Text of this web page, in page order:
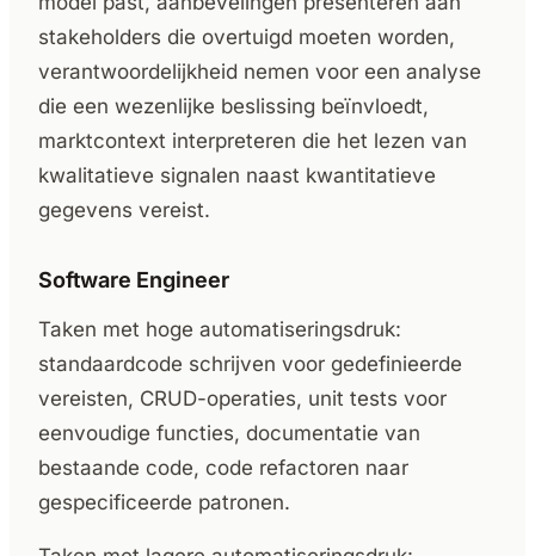
stakeholders die overtuigd moeten worden,
verantwoordelijkheid nemen voor een analyse
die een wezenlijke beslissing beïnvloedt,
marktcontext interpreteren die het lezen van
kwalitatieve signalen naast kwantitatieve
gegevens vereist.
Software Engineer
Taken met hoge automatiseringsdruk:
standaardcode schrijven voor gedefinieerde
vereisten, CRUD-operaties, unit tests voor
eenvoudige functies, documentatie van
bestaande code, code refactoren naar
gespecificeerde patronen.